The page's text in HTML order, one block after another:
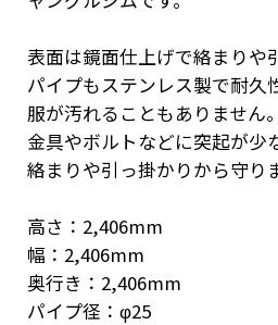
表面は鏡面仕上げで絡まりや
パイプもステンレス製で耐久
服が汚れることもありません。
金具やボルトなどに突起が少
絡まりや引っ掛かりから守り
高さ：2,406mm
幅：2,406mm
奥行き：2,406mm
パイプ径：φ25